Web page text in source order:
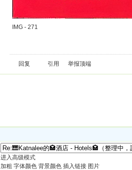
IMG - 271
回复 引用 举报顶端
进入高级模式
加粗 字体颜色 背景颜色 插入链接 图片